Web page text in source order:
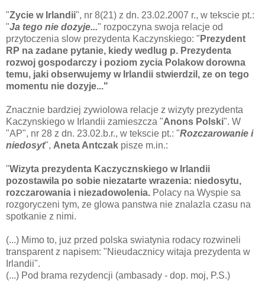
"Zycie w Irlandii", nr 8(21) z dn. 23.02.2007 r., w tekscie pt.:
"Ja tego nie dozyje..." rozpoczyna swoja relacje od
przytoczenia slow prezydenta Kaczynskiego: " Prezydent
RP na zadane pytanie, kiedy wedlug p. Prezydenta
rozwoj gospodarczy i poziom zycia Polakow dorowna
temu, jaki obserwujemy w Irlandii stwierdzil, ze on tego
momentu nie dozyje..."
Znacznie bardziej zywiolowa relacje z wizyty prezydenta
Kaczynskiego w Irlandii zamieszcza "Anons Polski". W
"AP", nr 28 z dn. 23.02.b.r., w tekscie pt.: "Rozczarowanie i
niedosyt", Aneta Antczak pisze m.in.:
"Wizyta prezydenta Kaczycznskiego w Irlandii
pozostawila po sobie niezatarte wrazenia: niedosytu,
rozczarowania i niezadowolenia. Polacy na Wyspie sa
rozgoryczeni tym, ze glowa panstwa nie znalazla czasu na
spotkanie z nimi.
(...) Mimo to, juz przed polska swiatynia rodacy rozwineli
transparent z napisem: "Nieudacznicy witaja prezydenta w
Irlandii".
(...) Pod brama rezydencji (ambasady - dop. moj, P.S.)